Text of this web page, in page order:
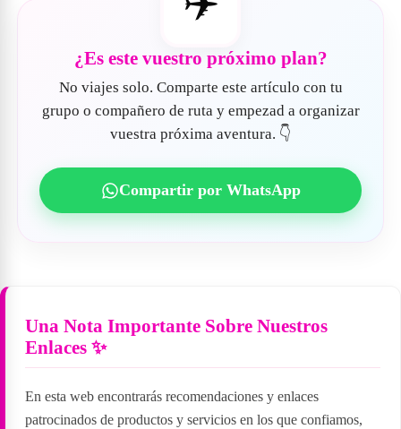
¿Es este vuestro próximo plan?
No viajes solo. Comparte este artículo con tu
grupo o compañero de ruta y empezad a organizar
vuestra próxima aventura. 👇
Compartir por WhatsApp
Una Nota Importante Sobre Nuestros
Enlaces ✨
En esta web encontrarás recomendaciones y enlaces
patrocinados de productos y servicios en los que confiamos,